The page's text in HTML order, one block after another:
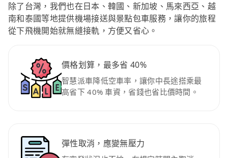
除了台灣，我們也在日本、韓國、新加坡、馬來西亞、越
南和泰國等地提供機場接送與景點包車服務，讓你的旅程
從下飛機開始就無縫接軌，方便又省心。
價格划算，最多省 40%
智慧派車降低空車率，讓你中長途搭乘最
高省下 40% 車資，省錢也省比價時間。
彈性取消，應變無壓力